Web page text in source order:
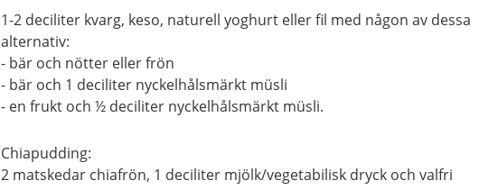
1-2 deciliter kvarg, keso, naturell yoghurt eller fil med någon av dessa
alternativ:
- bär och nötter eller frön
- bär och 1 deciliter nyckelhålsmärkt müsli
- en frukt och ½ deciliter nyckelhålsmärkt müsli.
Chiapudding:
2 matskedar chiafrön, 1 deciliter mjölk/vegetabilisk dryck och valfri